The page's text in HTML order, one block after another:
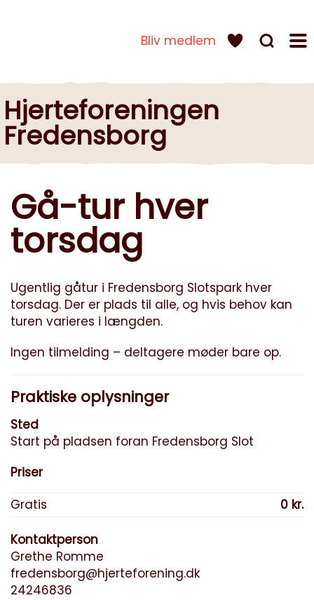
Bliv medlem
Hjerteforeningen
Fredensborg
Gå-tur hver
torsdag
Ugentlig gåtur i Fredensborg Slotspark hver
torsdag. Der er plads til alle, og hvis behov kan
turen varieres i længden.
Ingen tilmelding – deltagere møder bare op.
Praktiske oplysninger
Sted
Start på pladsen foran Fredensborg Slot
Priser
Gratis
0 kr.
Kontaktperson
Grethe Romme
fredensborg@hjerteforening.dk
24246836